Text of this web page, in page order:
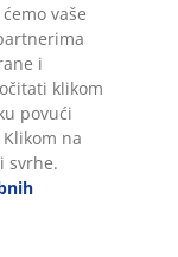
vaše
i
klikom
povući
na
svrhe.